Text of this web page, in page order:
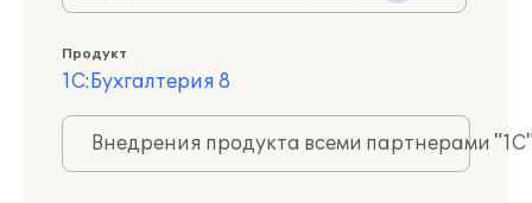
Продукт
1С:Бухгалтерия 8
Внедрения продукта всеми партнерами